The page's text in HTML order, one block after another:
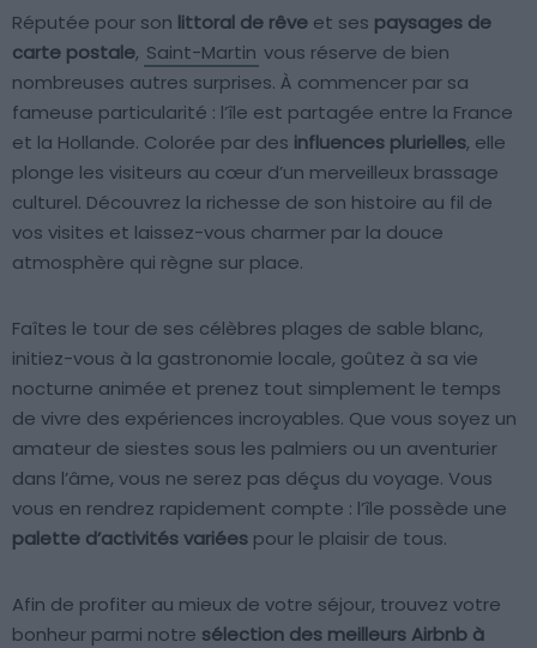
Réputée pour son littoral de rêve et ses paysages de
carte postale, Saint-Martin vous réserve de bien
nombreuses autres surprises. À commencer par sa
fameuse particularité : l’île est partagée entre la France
et la Hollande. Colorée par des influences plurielles, elle
plonge les visiteurs au cœur d’un merveilleux brassage
culturel. Découvrez la richesse de son histoire au fil de
vos visites et laissez-vous charmer par la douce
atmosphère qui règne sur place.
Faîtes le tour de ses célèbres plages de sable blanc,
initiez-vous à la gastronomie locale, goûtez à sa vie
nocturne animée et prenez tout simplement le temps
de vivre des expériences incroyables. Que vous soyez un
amateur de siestes sous les palmiers ou un aventurier
dans l’âme, vous ne serez pas déçus du voyage. Vous
vous en rendrez rapidement compte : l’île possède une
palette d’activités variées pour le plaisir de tous.
Afin de profiter au mieux de votre séjour, trouvez votre
bonheur parmi notre sélection des meilleurs Airbnb à